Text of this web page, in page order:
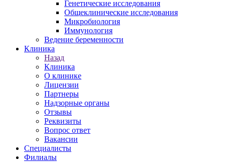
Генетические исследования
Общеклинические исследования
Микробиология
Иммунология
Ведение беременности
Клиника
Назад
Клиника
О клинике
Лицензии
Партнеры
Надзорные органы
Отзывы
Реквизиты
Вопрос ответ
Вакансии
Специалисты
Филиалы